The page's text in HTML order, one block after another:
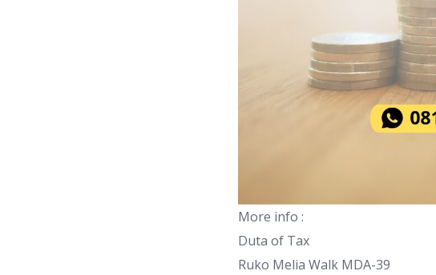
More info :
Duta of Tax
Ruko Melia Walk MDA-39